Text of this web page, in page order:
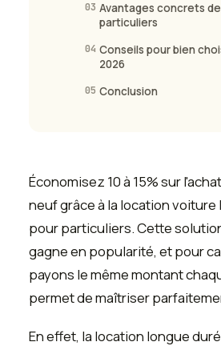
03 Avantages concrets de
particuliers
04 Conseils pour bien
2026
05 Conclusion
Économisez 10 à 15% sur
neuf grâce à la location
pour particuliers. Cette
gagne en popularité, et pour
payons le même montant
permet de maîtriser
En effet, la location longue